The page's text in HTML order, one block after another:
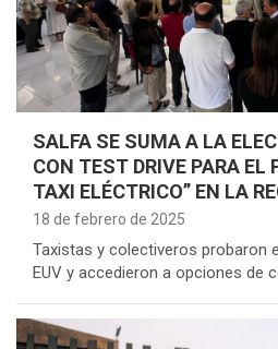
SALFA SE SUMA A LA
CON TEST DRIVE PARA EL
TAXI ELÉCTRICO” EN LA
18 de febrero de 2025
Taxistas y colectiveros probaron
EUV y accedieron a opciones de